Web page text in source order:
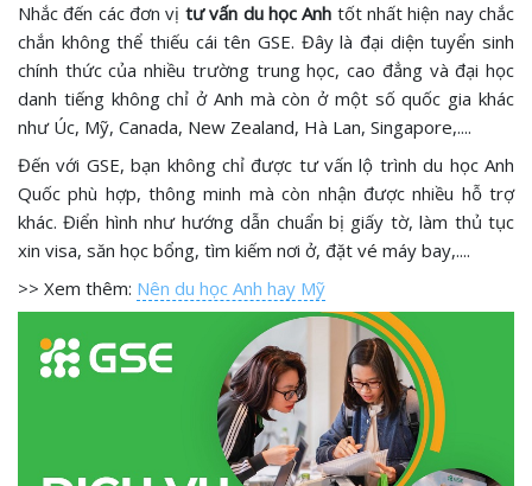
Nhắc đến các đơn vị tư vấn du học Anh tốt nhất hiện nay chắc
chắn không thể thiếu cái tên GSE. Đây là đại diện tuyển sinh
chính thức của nhiều trường trung học, cao đẳng và đại học
danh tiếng không chỉ ở Anh mà còn ở một số quốc gia khác
như Úc, Mỹ, Canada, New Zealand, Hà Lan, Singapore,....
Đến với GSE, bạn không chỉ được tư vấn lộ trình du học Anh
Quốc phù hợp, thông minh mà còn nhận được nhiều hỗ trợ
khác. Điển hình như hướng dẫn chuẩn bị giấy tờ, làm thủ tục
xin visa, săn học bổng, tìm kiếm nơi ở, đặt vé máy bay,....
>> Xem thêm: Nên du học Anh hay Mỹ